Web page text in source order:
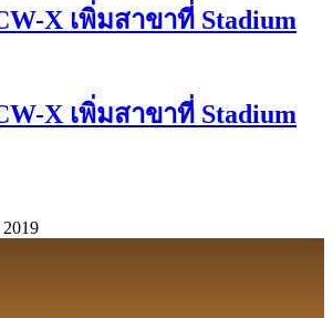
X เพิ่มสาขาที่ Stadium
X เพิ่มสาขาที่ Stadium